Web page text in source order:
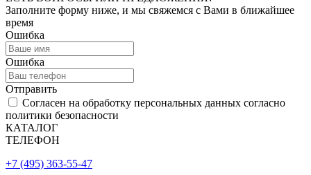
Заполните форму ниже, и мы свяжемся с Вами в ближайшее
время
Ошибка
Ошибка
Отправить
Согласен на обработку персональных данных согласно
политики безопасности
КАТАЛОГ
ТЕЛЕФОН
+7 (495) 363-55-47